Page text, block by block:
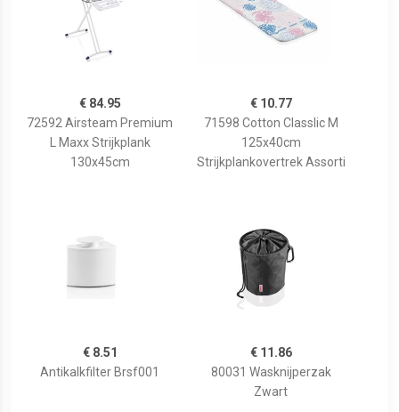
€ 84.95
72592 Airsteam Premium
L Maxx Strijkplank
130x45cm
€ 10.77
71598 Cotton Classlic M
125x40cm
Strijkplankovertrek Assorti
€ 8.51
Antikalkfilter Brsf001
€ 11.86
80031 Wasknijperzak
Zwart